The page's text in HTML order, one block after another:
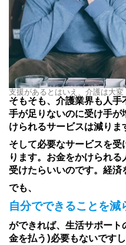
支援があるとはいえ、介護は大変
そもそも、介護業界も人
手が足りないのに受け手
けられるサービスは減りま
そして必要なサービスを
ります。お金をかけられ
受けたらいいのです。経済
でも、
自分でできることを減
ができれば、生活サポー
金を払う)必要もないですし